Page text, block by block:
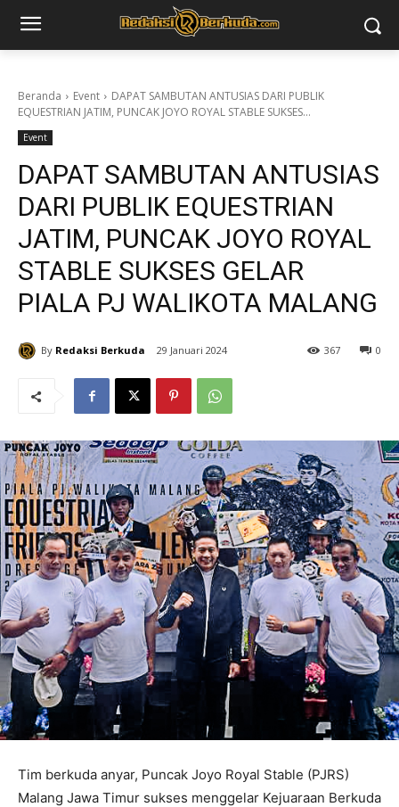
Beranda Event
DAPAT SAMBUTAN ANTUSIAS DARI PUBLIK
EQUESTRIAN JATIM, PUNCAK JOYO ROYAL STABLE SUKSES...
Event
DAPAT SAMBUTAN ANTUSIAS
DARI PUBLIK EQUESTRIAN
JATIM, PUNCAK JOYO ROYAL
STABLE SUKSES GELAR
PIALA PJ WALIKOTA MALANG
By Redaksi Berkuda 29 Januari 2024 0
367
Tim berkuda anyar, Puncak Joyo Royal Stable (PJRS)
Malang Jawa Timur sukses menggelar Kejuaraan Berkuda